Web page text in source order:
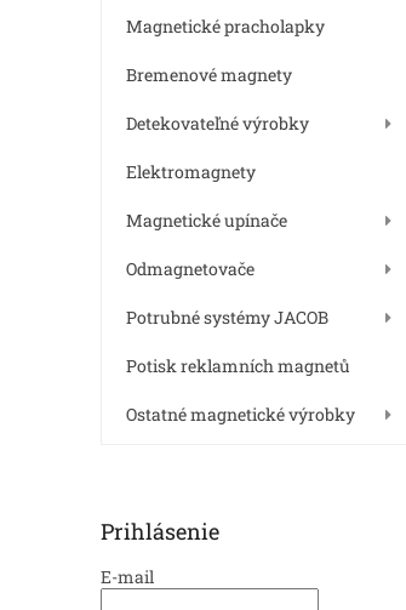
Magnetické pracholapky
Bremenové magnety
Detekovateľné výrobky
Elektromagnety
Magnetické upínače
Odmagnetovače
Potrubné systémy JACOB
Potisk reklamních magnetů
Ostatné magnetické výrobky
Prihlásenie
E-mail